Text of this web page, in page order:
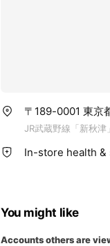
〒189-0001 東京
JR武蔵野線「新秋
In-store health &
You might like
Accounts others are